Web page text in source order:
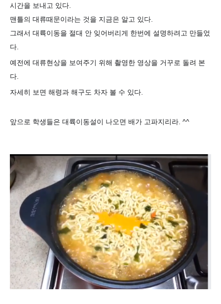
시간을 보내고 있다.
맨틀의 대류때문이라는 것을 지금은 알고 있다.
그래서 대륙이동을 절대 안 잊어버리게 한번에 설명하려고 만들었
다.
예전에 대류현상을 보여주기 위해 촬영한 영상을 거꾸로 돌려 본
다.
자세히 보면 해령과 해구도 차자 볼 수 있다.
앞으로 학생들은 대륙이동설이 나오면 배가 고파지리라. ^^